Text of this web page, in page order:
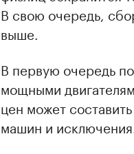
В свою очередь,
выше.
В первую очередь
мощными
цен может
машин и